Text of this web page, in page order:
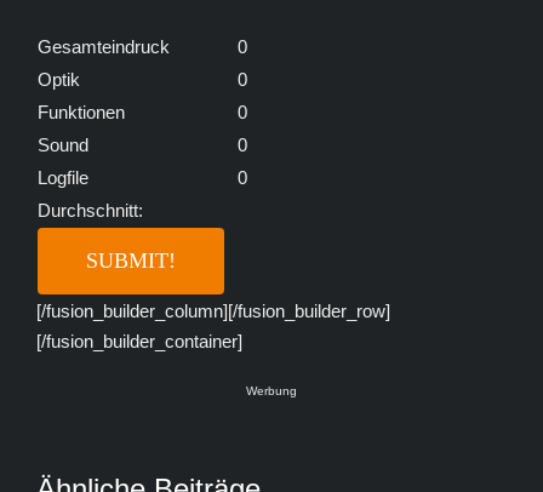
Gesamteindruck
0
Optik
0
Funktionen
0
Sound
0
Logfile
0
Durchschnitt:
[/fusion_builder_column][/fusion_builder_row]
[/fusion_builder_container]
Werbung